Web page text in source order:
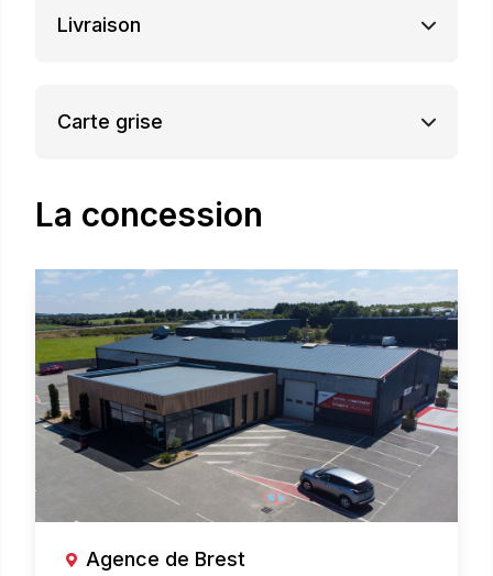
Livraison
Carte grise
La concession
Agence de Brest